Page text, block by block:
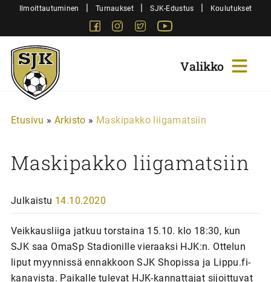
SiirryIlmoittautuminen | Turnaukset | SJK-Edustus | Koulutukset
FacebookInstagram
Twitter
Sjk-
Juniorit
Etusivu » Arkisto » Maskipakko liigamatsiin
Maskipakko liigamatsiin
Julkaistu 14.10.2020
Veikkausliiga jatkuu torstaina 15.10. klo 18:30, kun
SJK saa OmaSp Stadionille vieraaksi HJK:n. Ottelun
liput myynnissä ennakkoon SJK Shopissa ja Lippu.fi-
kanavista. Paikalle tulevat HJK-kannattajat sijoittuvat